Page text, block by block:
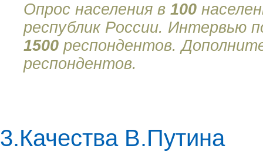
Опрос населения в 100
республик России. Интервью
1500 респондентов.
респондентов.
3.Качества В.Путина